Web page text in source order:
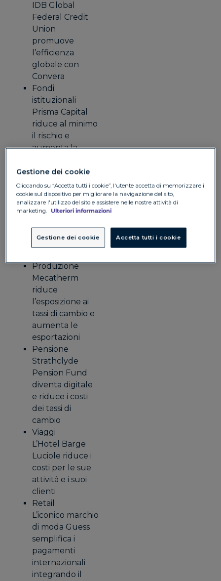
IDB Global
Federal Credit
Union
promuove
l’efficienza
globale con
Convera
Fondi
istituzionali
Prisma Capital
riduce al minimo
il rischio e
aumenta la
investitori con
Convera
Studi legali
Hogan Lovells
sui costi e
risparmio di
Produzione
Mecatherm
riduce
l’esposizione ai
tassi di cambio e
aumenta le
esportazioni
Pensione
Strathclyde
Pension Fund
diventa digitale
e riduce i costi
dei tassi di
cambio
Viaggi
L’Hotel Barge
Luciole riduce i
costi per le sue
attività e i suoi
clienti
Retail
L’iconico marchio
di moda Guess
semplifica i
pagamenti
internazionali
integrando il
Gestione dei cookie
Cliccando su “Accetta tutti i cookie”, l'utente accetta di memorizzare i
cookie sul dispositivo per migliorare la navigazione del sito,
analizzare l'utilizzo del sito e assistere nelle nostre attività di
marketing. Ulteriori informazioni
Gestione dei cookie Accetta tutti i cookie